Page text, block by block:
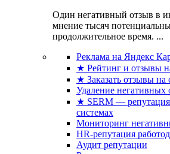
Один негативный отзыв в
мнение тысяч
продолжительное время. ...
Реклама на Яндекс
★ Рейтинг и отзывы
★ Заказать отзывы на
Удаление негативных
★ SERM —
системах
Мониторинг
HR-репутация
Аудит репутации